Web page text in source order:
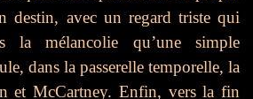
destin, avec un regard triste qui
la mélancolie qu’une simple
dans la passerelle temporelle, la
et McCartney. Enfin, vers la fin